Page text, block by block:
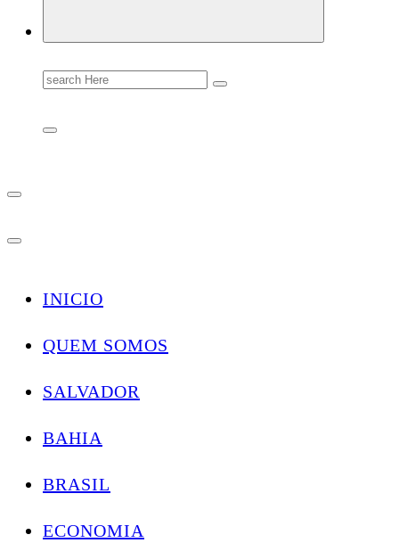
Search
for:
INICIO
QUEM SOMOS
SALVADOR
BAHIA
BRASIL
ECONOMIA